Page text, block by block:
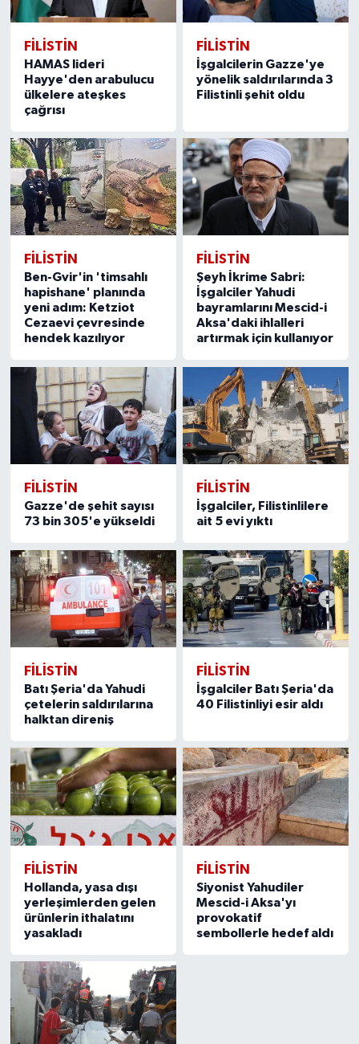
FILISTIN
HAMAS lideri
Hayye'den arabulucu
ülkelere ateşkes
çağrısı
FILISTIN
İşgalcilerin Gazze'ye
yönelik saldırılarında 3
Filistinli şehit oldu
FILISTIN
Ben-Gvir'in 'timsahlı
hapishane' planında
yeni adım: Ketziot
Cezaevi çevresinde
hendek kazılıyor
FILISTIN
Şeyh İkrime Sabri:
İşgalciler Yahudi
bayramlarını Mescid-i
Aksa'daki ihlalleri
artırmak için kullanıyor
FILISTIN
Gazze'de şehit sayısı
73 bin 305'e yükseldi
FILISTIN
İşgalciler, Filistinlilere
ait 5 evi yıktı
FILISTIN
Batı Şeria'da Yahudi
çetelerin saldırılarına
halktan direniş
FILISTIN
İşgalciler Batı Şeria'da
40 Filistinliyi esir aldı
FILISTIN
Hollanda, yasa dışı
yerleşimlerden gelen
ürünlerin ithalatını
yasakladı
FILISTIN
Siyonist Yahudiler
Mescid-i Aksa'yı
provokatif
sembollerle hedef aldı